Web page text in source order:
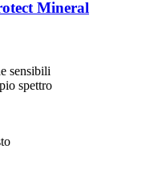
Mineral
sensibili
spettro